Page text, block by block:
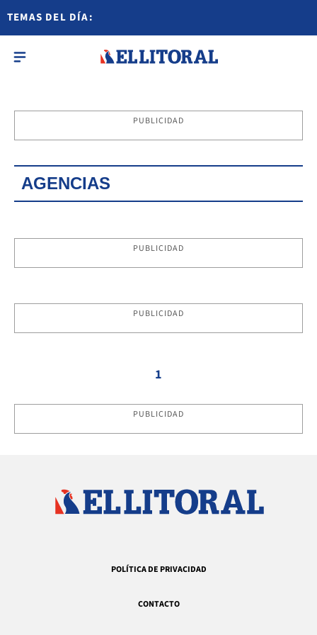
TEMAS DEL DÍA:
PUBLICIDAD
AGENCIAS
PUBLICIDAD
PUBLICIDAD
1
PUBLICIDAD
POLÍTICA DE PRIVACIDAD
CONTACTO